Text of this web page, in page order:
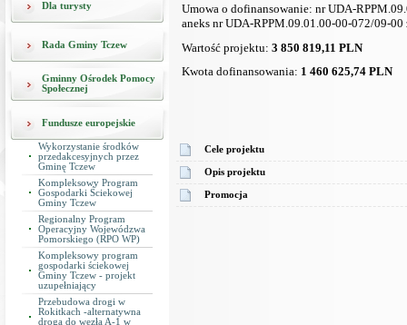
Dla turysty
Rada Gminy Tczew
Gminny Ośrodek Pomocy
Społecznej
Fundusze europejskie
Wykorzystanie środków
przedakcesyjnych przez
Gminę Tczew
Kompleksowy Program
Gospodarki Ściekowej
Gminy Tczew
Regionalny Program
Operacyjny Wojewódzwa
Pomorskiego (RPO WP)
Kompleksowy program
gospodarki ściekowej
Gminy Tczew - projekt
uzupełniający
Przebudowa drogi w
Rokitkach -alternatywna
droga do węzła A-1 w
Umowa o dofinansowanie: nr UDA-
aneks nr UDA-RPPM.09.01.00-00-072/09-00
Wartość projektu: 3 850 819,11 PLN
Kwota dofinansowania: 1 460 625,74 PLN
Cele projektu
Opis projektu
Promocja